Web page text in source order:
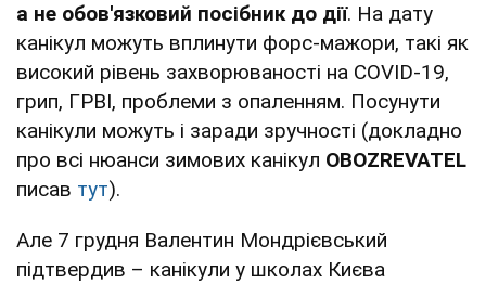
а не обов'язковий посібник до дії. На дату
канікул можуть вплинути форс-мажори, такі як
високий рівень захворюваності на COVID-19,
грип, ГРВІ, проблеми з опаленням. Посунути
канікули можуть і заради зручності (докладно
про всі нюанси зимових канікул OBOZREVATEL
писав тут).
Але 7 грудня Валентин Мондрієвський
підтвердив – канікули у школах Києва